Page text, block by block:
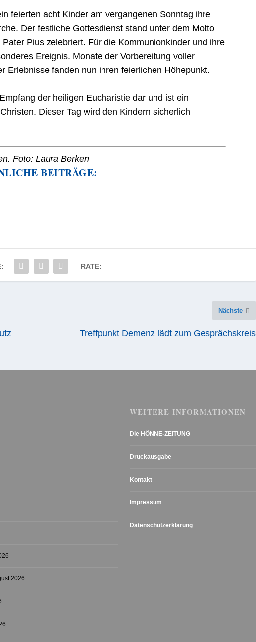
feierten acht Kinder am vergangenen Sonntag ihre
Der festliche Gottesdienst stand unter dem Motto
Pater Pius zelebriert. Für die Kommunionkinder und ihre
Ereignis. Monate der Vorbereitung voller
Erlebnisse fanden nun ihren feierlichen Höhepunkt.
der heiligen Eucharistie dar und ist ein
Dieser Tag wird den Kindern sicherlich
Foto: Laura Berken
BEITRÄGE:
RATE:
Nächste
Treffpunkt Demenz lädt zum Gesprächskreis
2026
WEITERE INFORMATIONEN
Die HÖNNE-ZEITUNG
Druckausgabe
Kontakt
Impressum
Datenschutzerklärung